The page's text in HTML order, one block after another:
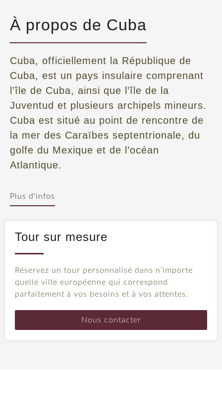
À propos de Cuba
Cuba, officiellement la République de
Cuba, est un pays insulaire comprenant
l’île de Cuba, ainsi que l’île de la
Juventud et plusieurs archipels mineurs.
Cuba est situé au point de rencontre de
la mer des Caraïbes septentrionale, du
golfe du Mexique et de l’océan
Atlantique.
Cuba est comme un prince dans une guenille : de la
parfois peu reluisants. Ce sont ces contrastes
fascinants qui font que voyager ici est un voyage
en montagnes russes aussi excitant que
passionnant. C’est un pays où vous pouvez dire
adieu aux attentes routinières et vous préparer à
l’inattendu, car il est prisonnier d’une distorsion du
Plus d'infos
Tour sur mesure
Réservez un tour personnalisé dans n’importe
quelle ville européenne qui correspond
parfaitement à vos besoins et à vos attentes.
Nous contacter